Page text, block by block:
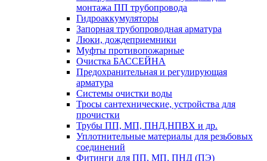
монтажа ПП трубопровода
Гидроаккумуляторы
Запорная трубопроводная арматура
Люки, дождеприемники
Муфты противопожарные
Очистка БАССЕЙНА
Предохранительная и регулирующая
арматура
Системы очистки воды
Тросы сантехнические, устройства для
прочистки
Трубы ПП, МП, ПНД,НПВХ и др.
Уплотнительные материалы для резьбовых
соединений
Фитинги для ПП, МП, ПНД (ПЭ)